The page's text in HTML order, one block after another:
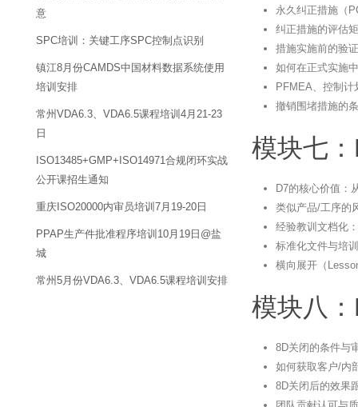
永久纠正措施（
纠正措施的评估
措施实施前的验
如何在正式实施
PFMEA、控制计
撤销围堵措施的
模块七
D7的核心价值：
类似产品/工序的
经验教训文档化
标准化文件与培
横向展开（
模块八
8D关闭的条件与
如何获取客户/内
8D关闭后的效果
团队贡献认可与
意
SPC培训：关键工序SPC控制点识别
镇江8月份CAMDS中国材料数据系统使用
培训安排
常州VDA6.3、VDA6.5课程培训4月21-23
日
ISO13485+GMP+ISO14971合规闭环实战
公开课招生通知
重庆ISO20000内审员培训7月19-20日
PPAP生产件批准程序培训10月19日@盐
城
常州5月份VDA6.3、VDA6.5课程培训安排